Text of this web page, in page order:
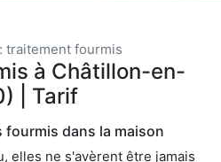
traitement fourmis
à Châtillon-en-
| Tarif
dans la maison
elles ne s'avèrent être jamais